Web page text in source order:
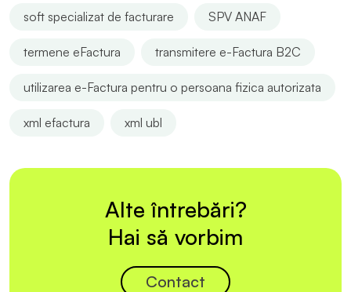
soft specializat de facturare SPV ANAF
termene eFactura transmitere e-Factura B2C
utilizarea e-Factura pentru o persoana fizica autorizata
xml efactura xml ubl
Alte întrebări?
Hai să vorbim
Contact